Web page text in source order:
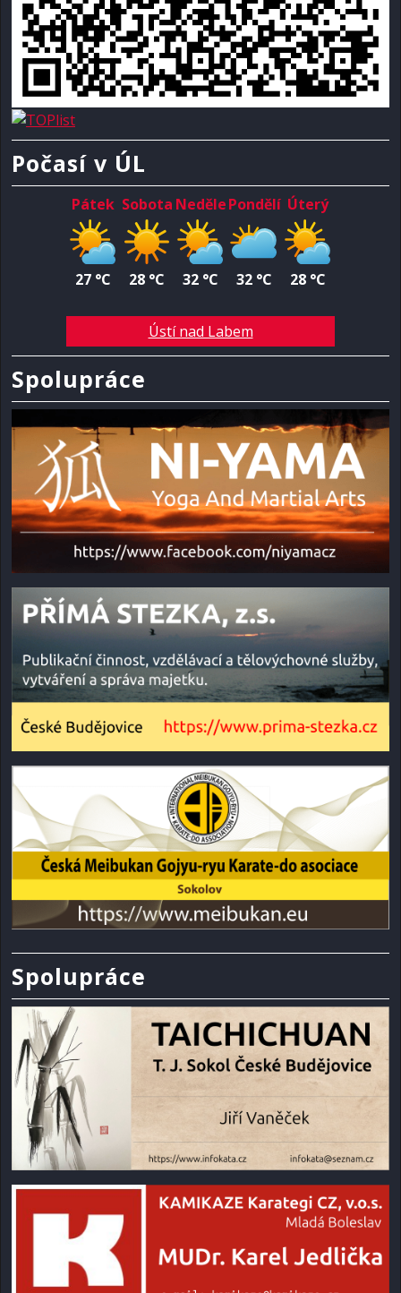
Počasí v ÚL
Pátek
27 °C
Sobota
28 °C
Neděle
32 °C
Pondělí
32 °C
Úterý
28 °C
Ústí nad Labem
Spolupráce
Spolupráce